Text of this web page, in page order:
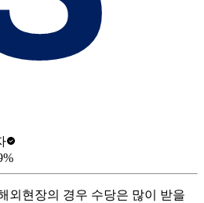
%
외현장의 경우 수당은 많이 받을